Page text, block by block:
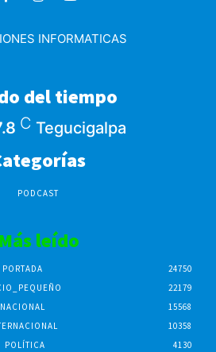
INFORMATICAS
del tiempo
C Tegucigalpa
PODCAST
Más leído
PORTADA
24750
22179
NACIONAL
15568
10358
POLÍTICA
4130